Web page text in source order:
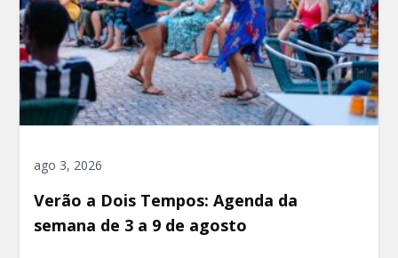
ago 3, 2026
Verão a Dois Tempos: Agenda da
semana de 3 a 9 de agosto